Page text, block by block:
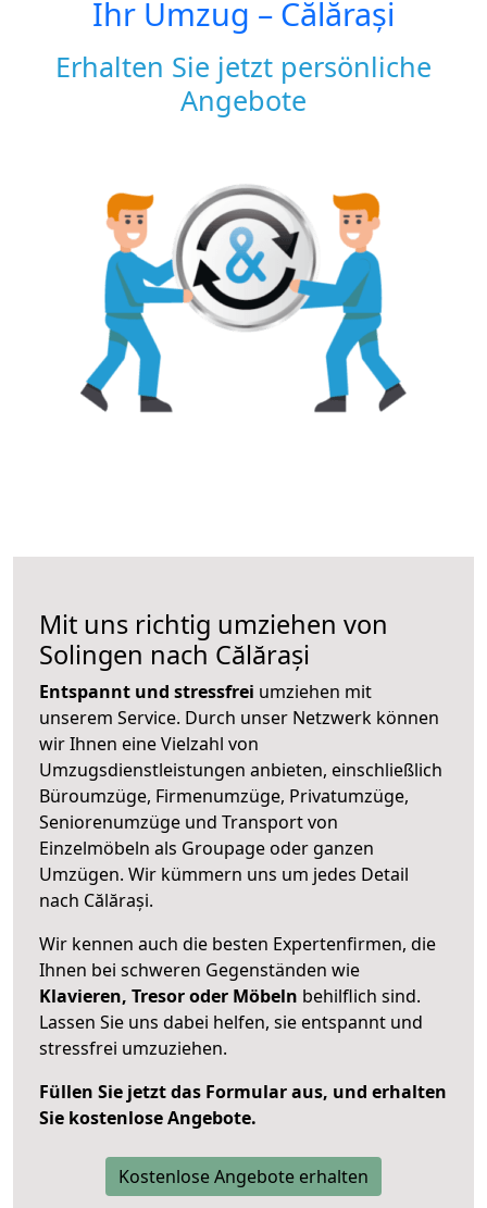
Ihr Umzug – Călărași
Erhalten Sie jetzt persönliche
Angebote
Mit uns richtig umziehen von
Solingen nach Călărași
Entspannt und stressfrei umziehen mit
unserem Service. Durch unser Netzwerk können
wir Ihnen eine Vielzahl von
Umzugsdienstleistungen anbieten, einschließlich
Büroumzüge, Firmenumzüge, Privatumzüge,
Seniorenumzüge und Transport von
Einzelmöbeln als Groupage oder ganzen
Umzügen. Wir kümmern uns um jedes Detail
nach Călărași.
Wir kennen auch die besten Expertenfirmen, die
Ihnen bei schweren Gegenständen wie
Klavieren, Tresor oder Möbeln behilflich sind.
Lassen Sie uns dabei helfen, sie entspannt und
stressfrei umzuziehen.
Füllen Sie jetzt das Formular aus, und erhalten
Sie kostenlose Angebote.
Kostenlose Angebote erhalten